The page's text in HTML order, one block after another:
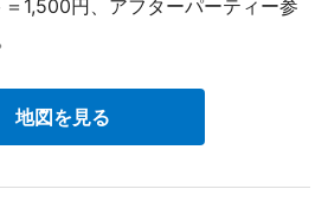
1,500円、アフターパーティー参
地図を見る